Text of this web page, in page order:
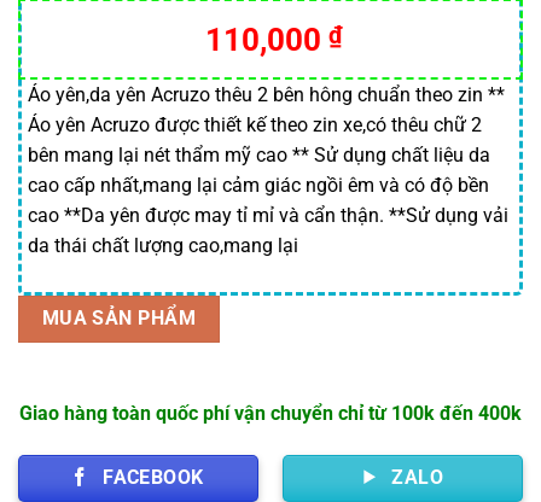
dựa trên
đánh giá
110,000 ₫
Áo yên,da yên Acruzo thêu 2 bên hông chuẩn theo zin **
Áo yên Acruzo được thiết kế theo zin xe,có thêu chữ 2
bên mang lại nét thẩm mỹ cao ** Sử dụng chất liệu da
cao cấp nhất,mang lại cảm giác ngồi êm và có độ bền
cao **Da yên được may tỉ mỉ và cẩn thận. **Sử dụng vải
da thái chất lượng cao,mang lại
MUA SẢN PHẨM
Giao hàng toàn quốc phí vận chuyển chỉ từ 100k đến 400k
FACEBOOK ZALO